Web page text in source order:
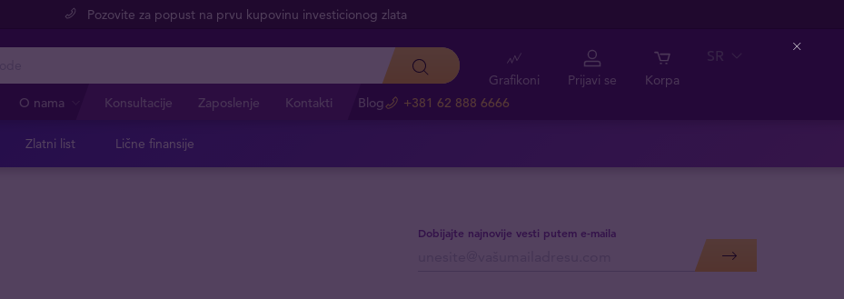
Pozovite za popust na prvu kupovinu investicionog zlata
O nama Konsultacije Zaposlenje Kontakti Blog +381 62 888 6666
Grafikoni Prijavi se Korpa
SR
Zlatni list Lične finansije
Dobijajte najnovije vesti putem e-maila
Close